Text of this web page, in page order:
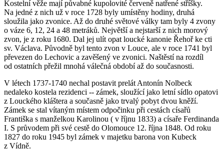
Kostelní věže mají půvabné kupolovité červeně natřené stříšky.
Na jedné z nich už v roce 1728 byly umístěny hodiny, druhá
sloužila jako zvonice. Až do druhé světové války tam byly 4 zvony
o váze 6, 12, 24 a 48 metráků. Největší a nejstarší z nich morový
zvon, je z roku 1680. Dal jej ulít opat loucké kanonie Řehoř ke cti
sv. Václava. Původně byl tento zvon v Louce, ale v roce 1741 byl
převezen do Lechovic a zavěšený ve zvonici. Naštěstí na rozdíl
od ostatních přežil mnohá válečná období až do současnosti.
V létech 1737-1740 nechal postavit prelát Antonín Nolbeck
nedaleko kostela rezidenci -- zámek, sloužící jako letní sídlo opatovi
z Louckého kláštera a současně jako trvalý pobyt dvou kněží.
Zámek se stal vítaným místem odpočinku při cestách císařů
Františka s manželkou Karolinou ( v říjnu 1833) a císaře Ferdinanda
I. S průvodem při své cestě do Olomouce 12. října 1848. Od roku
1827 do roku 1945 byl zámek v majetku barona von Kubeck
z Vídně.